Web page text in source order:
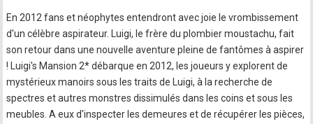
En 2012 fans et néophytes entendront avec joie le vrombissement
d'un célèbre aspirateur. Luigi, le frère du plombier moustachu, fait
son retour dans une nouvelle aventure pleine de fantômes à aspirer
! Luigi's Mansion 2* débarque en 2012, les joueurs y explorent de
mystérieux manoirs sous les traits de Luigi, à la recherche de
spectres et autres monstres dissimulés dans les coins et sous les
meubles. A eux d'inspecter les demeures et de récupérer les pièces,